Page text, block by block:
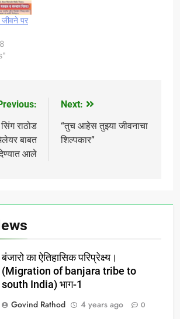
जीवने पर
राठोड
बाबत
आले
Next:
“तुच आहेस तुझ्या जीवनाचा
शिल्पकार”
बंजारो का ऐतिहासिक परिप्रेक्ष्य।
(Migration of banjara tribe to
south India) भाग-1
Govind Rathod
4 years ago 0